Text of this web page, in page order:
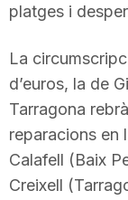
o
platges i
La
d’euros, la de
Tarragona
reparacions en
Calafell (Baix
Creixell